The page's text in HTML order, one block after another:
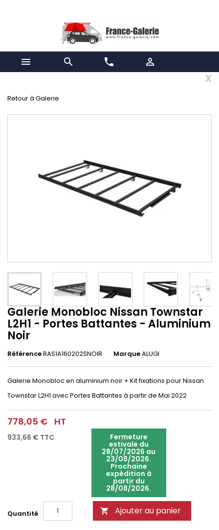
  phone 
x
Retour à Galerie
Galerie Monobloc Nissan Townstar
L2H1 - Portes Battantes - Aluminium
Noir
RéférenceRAS1A160202SNOIR MarqueALUGI
Galerie Monobloc en aluminium noir + Kit fixations pour Nissan
Townstar L2H1 avec Portes Battantes à partir de Mai 2022
778,05 € HT
933,66 € TTC Fermeture
estivale du
28/07/2026 au
23/08/2026.
Prochaine
expédition à
partir du
28/08/2026.
Quantité  Ajouter au panier